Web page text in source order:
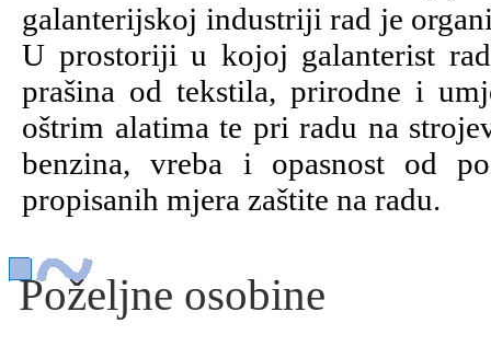
galanterijskoj industriji rad je
U prostoriji u kojoj galanterist
prašina od tekstila, prirodne i
oštrim alatima te pri radu na
benzina, vreba i opasnost od
propisanih mjera zaštite na radu.
Poželjne osobine